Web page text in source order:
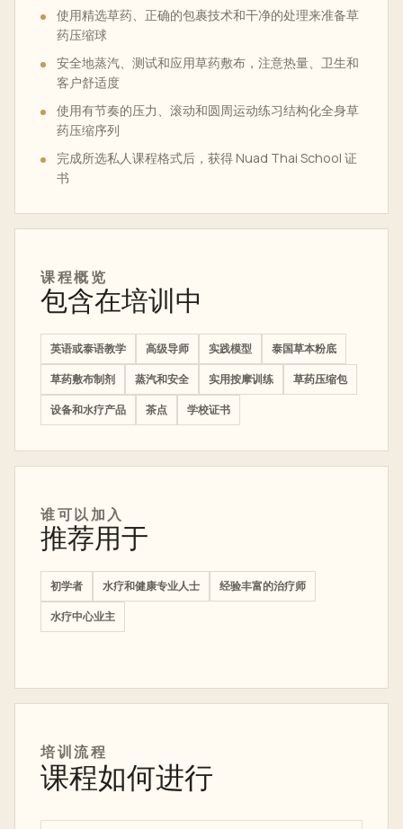
使用精选草药、正确的包裹技术和干净的处理来准备草
药压缩球
安全地蒸汽、测试和应用草药敷布，注意热量、卫生和
客户舒适度
使用有节奏的压力、滚动和圆周运动练习结构化全身草
药压缩序列
完成所选私人课程格式后，获得 Nuad Thai School 证
书
课程概览
包含在培训中
英语或泰语教学 高级导师 实践模型
泰国草本粉底
草药敷布制剂
蒸汽和安全 实用按摩训练
草药压缩包
设备和水疗产品
茶点 学校证书
谁可以加入
推荐用于
初学者 水疗和健康专业人士
经验丰富的治疗师
水疗中心业主
培训流程
课程如何进行